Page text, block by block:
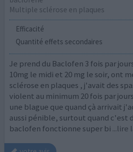
Multiple sclérose en plaques
Efficacité
Quantité effets secondaires
Je prend du Baclofen 3 fois par
10mg le midi et 20 mg le soir, ont
sclérose en plaques , j'avait des
violent au minimum 20 fois par
une blague que quand çà arrivait
aussi pénible, surtout quand c'est
baclofen fonctionne super bi ...lire